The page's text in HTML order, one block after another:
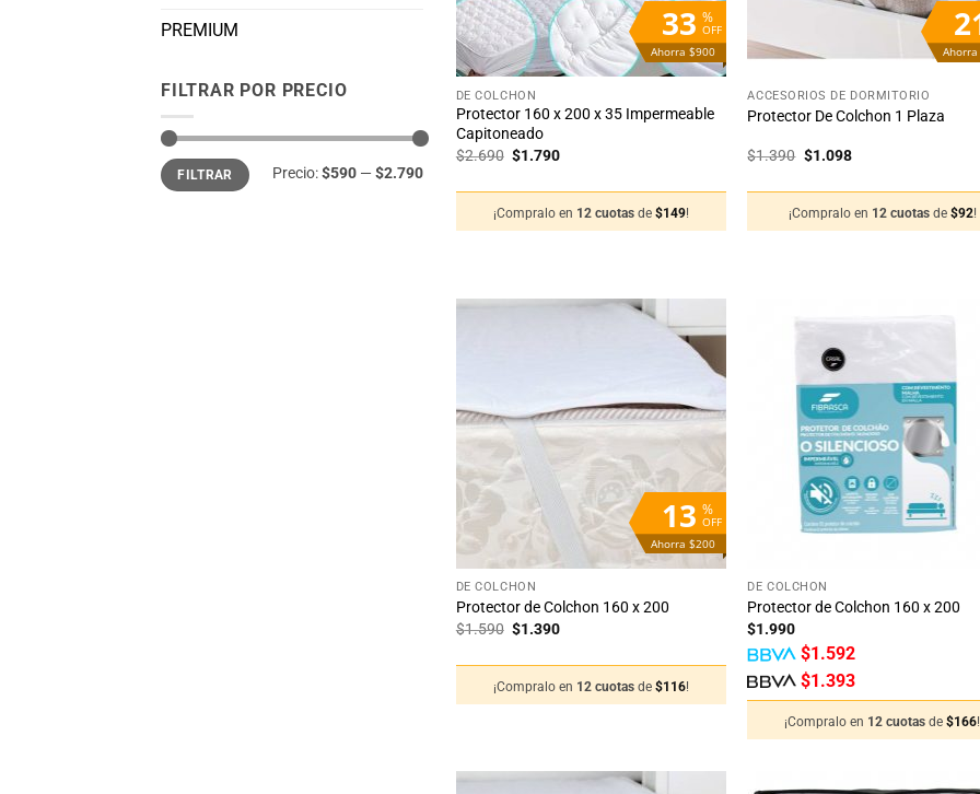
PREMIUM
FILTRAR POR PRECIO
Precio
mínimo
Precio
máximo
FILTRAR Precio:$590 — $2.790
%
OFF
33
Ahorra $900
+
DE COLCHÓN
Protector 160 x 200 x 35 Impermeable
Capitoneado
$2.690 El
$2.690.
$1.790El
$1.790.
¡Compralo en 12 cuotas de $149!
+
ACCESORIOS DE DORMITORIO
Protector De Colchon 1 Plaza
$1.390 El
$1.390.
$1.098El
$1.098.
¡Compralo en 12 cuotas de $92!
%
OFF
13
Ahorra $200
Añadir
de
deseos
DE COLCHÓN
Protector de Colchon 160 x 200
$1.590 El
$1.590.
$1.390El
$1.390.
¡Compralo en 12 cuotas de $116!
DE COLCHÓN
Protector de Colchon 160 x 200
$1.990
$1.592
$1.393
¡Compralo en 12 cuotasde$166!